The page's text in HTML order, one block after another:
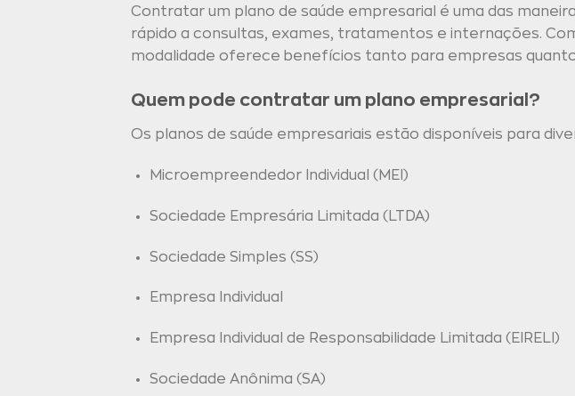
Contratar um plano de saúde empresarial é uma das
rápido a consultas, exames, tratamentos e internações.
modalidade oferece benefícios tanto para empresas
Quem pode contratar um plano empresarial?
Os planos de saúde empresariais estão disponíveis para
Microempreendedor Individual (MEI)
Sociedade Empresária Limitada (LTDA)
Sociedade Simples (SS)
Empresa Individual
Empresa Individual de Responsabilidade Limitada (EIRELI)
Sociedade Anônima (SA)